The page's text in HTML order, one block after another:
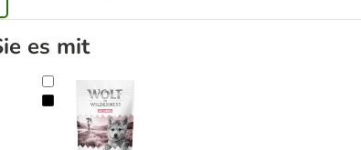
es mit
HedgeHug
Wolf of Wilderness Snack - Junior Wild Bites 180 g